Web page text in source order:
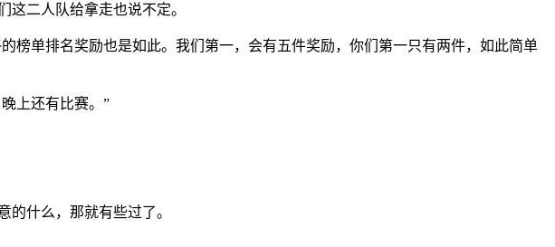
二人队给拿走也说不定。
榜单排名奖励也是如此。我们第一，会有五件奖励，你们第一只有两件，如此简单
上还有比赛。”
什么，那就有些过了。